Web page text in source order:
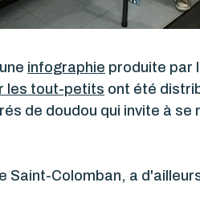
infographie produite par
les tout-petits ont été
de doudou qui invite à
Saint-Colomban, a